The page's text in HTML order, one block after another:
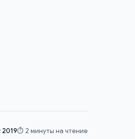
2019⏱️ 2 минуты на чтение